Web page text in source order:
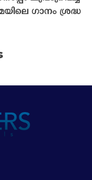
ഗാനം ശ്രദ്ധ